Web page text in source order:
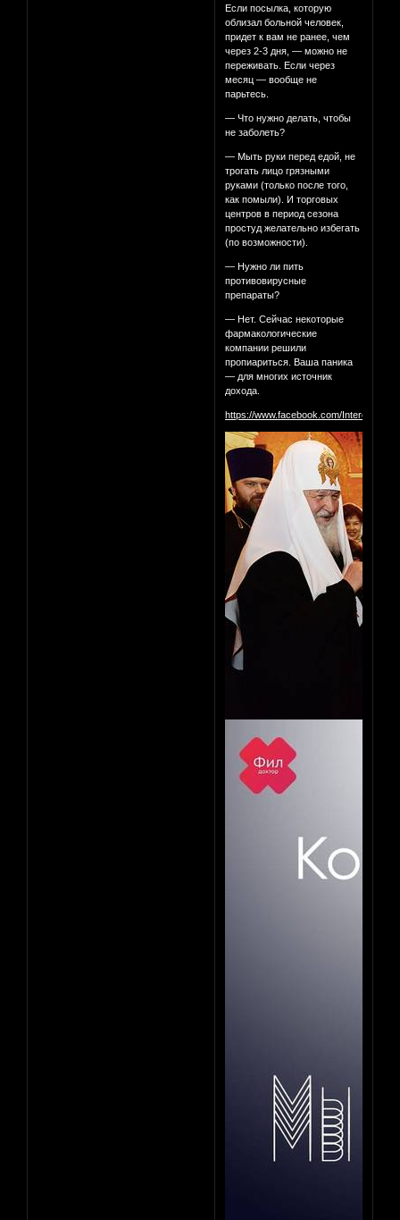
Если посылка, которую
облизал больной человек,
придет к вам не ранее, чем
через 2-3 дня, — можно не
переживать. Если через
месяц — вообще не
парьтесь.
— Что нужно делать, чтобы
не заболеть?
— Мыть руки перед едой, не
трогать лицо грязными
руками (только после того,
как помыли). И торговых
центров в период сезона
простуд желательно избегать
(по возможности).
— Нужно ли пить
противовирусные
препараты?
— Нет. Сейчас некоторые
фармакологические
компании решили
пропиариться. Ваша паника
— для многих источник
дохода.
https://www.facebook.com/